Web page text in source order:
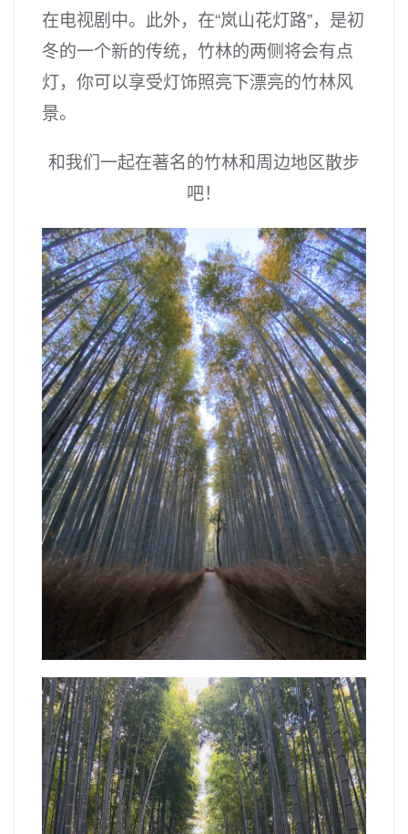
在电视剧中。此外，在“岚山花灯路”，是初
冬的一个新的传统，竹林的两侧将会有点
灯，你可以享受灯饰照亮下漂亮的竹林风
景。
和我们一起在著名的竹林和周边地区散步
吧！